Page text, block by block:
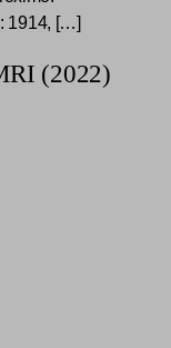
1914, […]
(2022)